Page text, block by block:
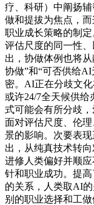
疗、科研）中阐扬
做和提拔为焦点，
职业成长策略的制
评估尺度的同一性
出，协做体例也将
协做”和“可否供给
密。AI正在分歧文
或许24/7全天候供
式可能会有所分歧
面对评估尺度、伦
景的影响。次要表
出，从纯真技术转
进修人类偏好并顺
针和职业成功。提
的关系，人类取AI
别的职业选择和工